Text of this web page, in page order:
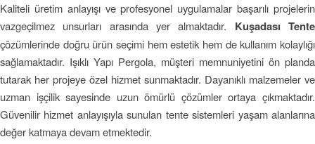
Kaliteli üretim anlayışı ve profesyonel uygulamalar başarılı projelerin
vazgeçilmez unsurları arasında yer almaktadır. Kuşadası Tente
çözümlerinde doğru ürün seçimi hem estetik hem de kullanım kolaylığı
sağlamaktadır. Işıklı Yapı Pergola, müşteri memnuniyetini ön planda
tutarak her projeye özel hizmet sunmaktadır. Dayanıklı malzemeler ve
uzman işçilik sayesinde uzun ömürlü çözümler ortaya çıkmaktadır.
Güvenilir hizmet anlayışıyla sunulan tente sistemleri yaşam alanlarına
değer katmaya devam etmektedir.